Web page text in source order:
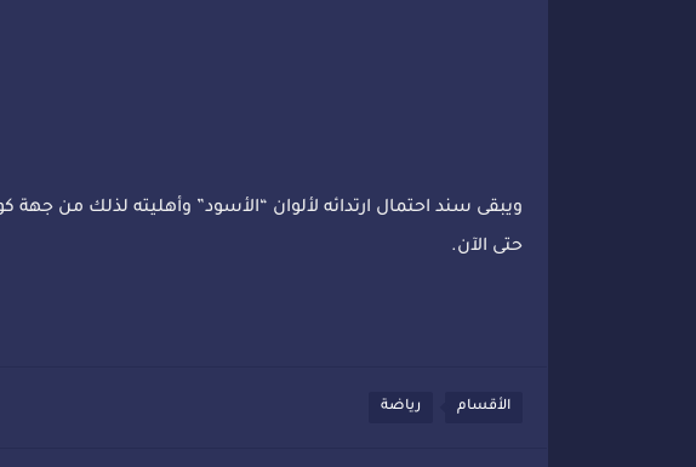
ويبقى سند احتمال ارتدائه لألوان “الأسود” وأهليته لذلك من
حتى الآن.
الأقسام رياضة